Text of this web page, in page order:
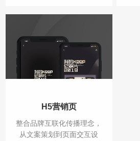
H5营销页
整合品牌互联化传播理念，
从文案策划到页面交互设